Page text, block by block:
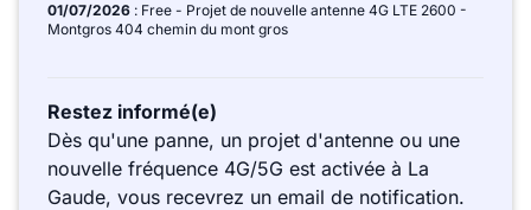
01/07/2026 : Free - Projet de nouvelle antenne 4G LTE 2600 -
Montgros 404 chemin du mont gros
Restez informé(e)
Dès qu'une panne, un projet d'antenne ou une
nouvelle fréquence 4G/5G est activée à La
Gaude, vous recevrez un email de notification.